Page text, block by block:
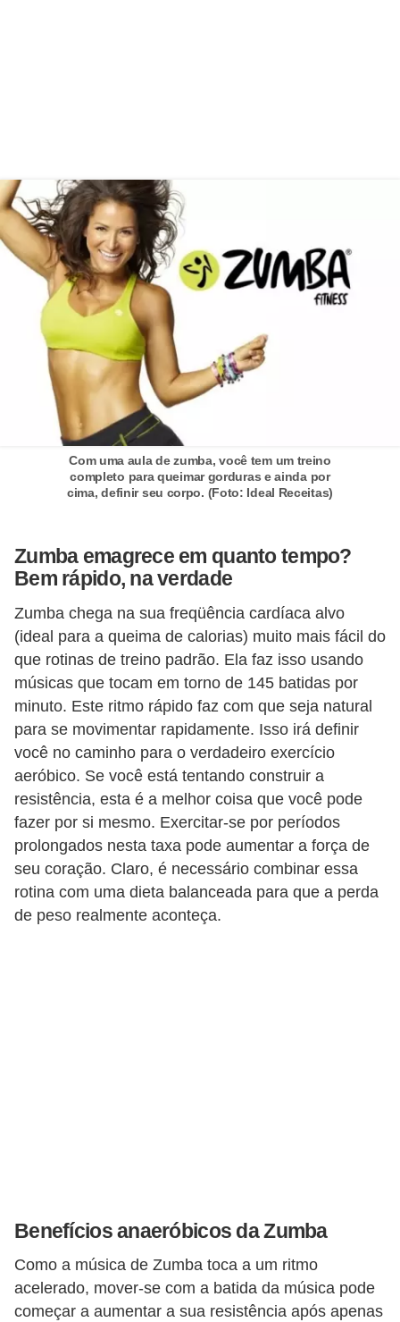
Com uma aula de zumba, você tem um treino
completo para queimar gorduras e ainda por
cima, definir seu corpo. (Foto: Ideal Receitas)
Zumba emagrece em quanto tempo?
Bem rápido, na verdade
Zumba chega na sua freqüência cardíaca alvo
(ideal para a queima de calorias) muito mais fácil do
que rotinas de treino padrão. Ela faz isso usando
músicas que tocam em torno de 145 batidas por
minuto. Este ritmo rápido faz com que seja natural
para se movimentar rapidamente. Isso irá definir
você no caminho para o verdadeiro exercício
aeróbico. Se você está tentando construir a
resistência, esta é a melhor coisa que você pode
fazer por si mesmo. Exercitar-se por períodos
prolongados nesta taxa pode aumentar a força de
seu coração. Claro, é necessário combinar essa
rotina com uma dieta balanceada para que a perda
de peso realmente aconteça.
Benefícios anaeróbicos da Zumba
Como a música de Zumba toca a um ritmo
acelerado, mover-se com a batida da música pode
começar a aumentar a sua resistência após apenas